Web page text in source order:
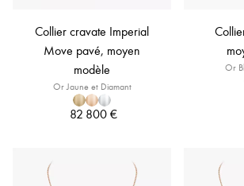
Collier cravate Imperial
Move pavé, moyen
modèle
Or Jaune et Diamant
82 800 €
Or